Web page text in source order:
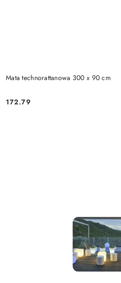
Mata technorattanowa 300 x 90 cm
Cena:
172.79